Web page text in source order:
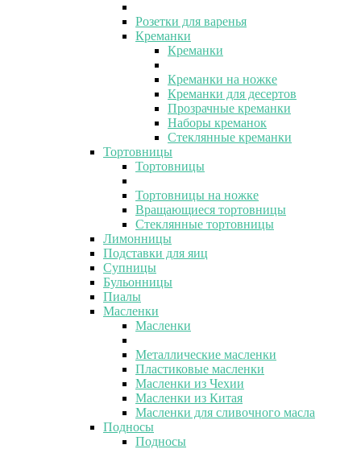
Розетки для варенья
Креманки
Креманки
Креманки на ножке
Креманки для десертов
Прозрачные креманки
Наборы креманок
Стеклянные креманки
Тортовницы
Тортовницы
Тортовницы на ножке
Вращающиеся тортовницы
Стеклянные тортовницы
Лимонницы
Подставки для яиц
Супницы
Бульонницы
Пиалы
Масленки
Масленки
Металлические масленки
Пластиковые масленки
Масленки из Чехии
Масленки из Китая
Масленки для сливочного масла
Подносы
Подносы